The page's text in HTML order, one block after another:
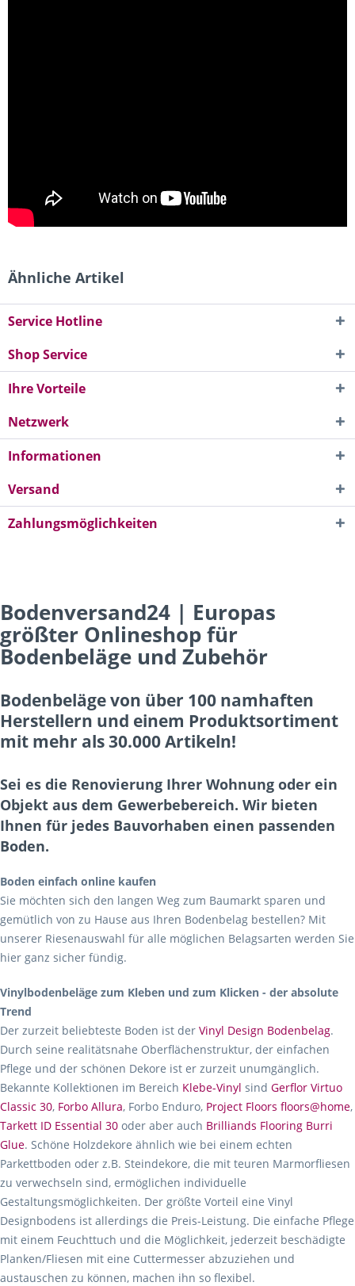
Ähnliche Artikel
Service Hotline
Shop Service
Ihre Vorteile
Netzwerk
Informationen
Versand
Zahlungsmöglichkeiten
Bodenversand24 | Europas
größter Onlineshop für
Bodenbeläge und Zubehör
Bodenbeläge von über 100 namhaften
Herstellern und einem Produktsortiment
mit mehr als 30.000 Artikeln!
Sei es die Renovierung Ihrer Wohnung oder ein
Objekt aus dem Gewerbebereich. Wir bieten
Ihnen für jedes Bauvorhaben einen passenden
Boden.
Boden einfach online kaufen
Sie möchten sich den langen Weg zum Baumarkt sparen und
gemütlich von zu Hause aus Ihren Bodenbelag bestellen? Mit
unserer Riesenauswahl für alle möglichen Belagsarten werden Sie
hier ganz sicher fündig.
Vinylbodenbeläge zum Kleben und zum Klicken - der absolute
Trend
Der zurzeit beliebteste Boden ist der Vinyl Design Bodenbelag.
Durch seine realitätsnahe Oberflächenstruktur, der einfachen
Pflege und der schönen Dekore ist er zurzeit unumgänglich.
Bekannte Kollektionen im Bereich Klebe-Vinyl sind Gerflor Virtuo
Classic 30, Forbo Allura, Forbo Enduro, Project Floors floors@home,
Tarkett ID Essential 30 oder aber auch Brilliands Flooring Burri
Glue. Schöne Holzdekore ähnlich wie bei einem echten
Parkettboden oder z.B. Steindekore, die mit teuren Marmorfliesen
zu verwechseln sind, ermöglichen individuelle
Gestaltungsmöglichkeiten. Der größte Vorteil eine Vinyl
Designbodens ist allerdings die Preis-Leistung. Die einfache Pflege
mit einem Feuchttuch und die Möglichkeit, jederzeit beschädigte
Planken/Fliesen mit eine Cuttermesser abzuziehen und
austauschen zu können, machen ihn so flexibel.